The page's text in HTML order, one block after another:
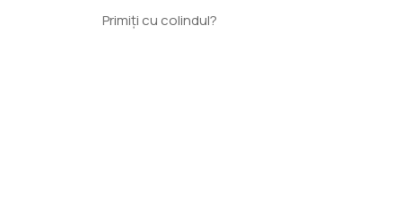
Primiți cu colindul?